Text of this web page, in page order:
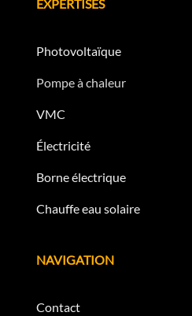
EXPERTISES
Photovoltaïque
Pompe à chaleur
VMC
Électricité
Borne électrique
Chauffe eau solaire
NAVIGATION
Contact